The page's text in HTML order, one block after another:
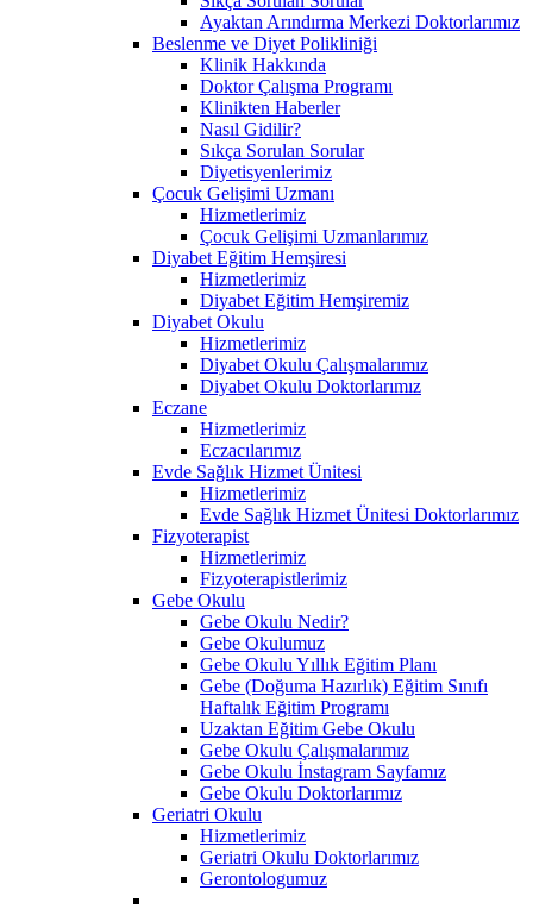
Ayaktan Arındırma Merkezi Doktorlarımız
Beslenme ve Diyet Polikliniği
Klinik Hakkında
Doktor Çalışma Programı
Klinikten Haberler
Nasıl Gidilir?
Sıkça Sorulan Sorular
Diyetisyenlerimiz
Çocuk Gelişimi Uzmanı
Hizmetlerimiz
Çocuk Gelişimi Uzmanlarımız
Diyabet Eğitim Hemşiresi
Hizmetlerimiz
Diyabet Eğitim Hemşiremiz
Diyabet Okulu
Hizmetlerimiz
Diyabet Okulu Çalışmalarımız
Diyabet Okulu Doktorlarımız
Eczane
Hizmetlerimiz
Eczacılarımız
Evde Sağlık Hizmet Ünitesi
Hizmetlerimiz
Evde Sağlık Hizmet Ünitesi Doktorlarımız
Fizyoterapist
Hizmetlerimiz
Fizyoterapistlerimiz
Gebe Okulu
Gebe Okulu Nedir?
Gebe Okulumuz
Gebe Okulu Yıllık Eğitim Planı
Gebe (Doğuma Hazırlık) Eğitim Sınıfı
Haftalık Eğitim Programı
Uzaktan Eğitim Gebe Okulu
Gebe Okulu Çalışmalarımız
Gebe Okulu İnstagram Sayfamız
Gebe Okulu Doktorlarımız
Geriatri Okulu
Hizmetlerimiz
Geriatri Okulu Doktorlarımız
Gerontologumuz